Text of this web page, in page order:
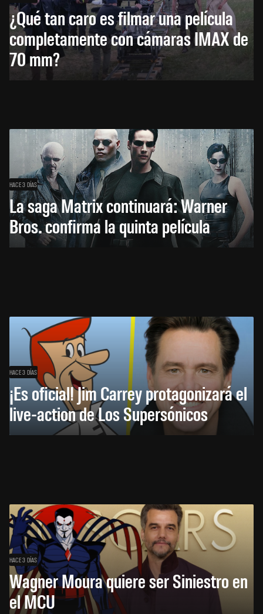
¿Qué tan caro es filmar una película
completamente con cámaras IMAX de
70 mm?
HACE 3 DÍAS
La saga Matrix continuará: Warner
Bros. confirma la quinta película
HACE 3 DÍAS
¡Es oficial! Jim Carrey protagonizará el
live-action de Los Supersónicos
HACE 3 DÍAS
Wagner Moura quiere ser Siniestro en
el MCU